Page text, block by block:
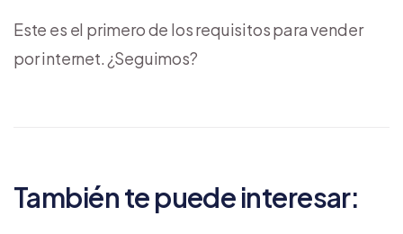
Este es el primero de los requisitos para vender
por internet. ¿Seguimos?
También te puede interesar: